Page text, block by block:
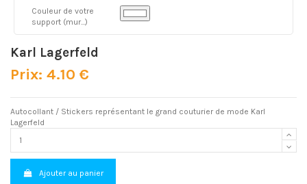
Couleur de votre
support (mur...)
Karl Lagerfeld
Prix: 4.10 €
Autocollant / Stickers représentant le grand couturier de mode Karl
Lagerfeld
Ajouter au panier